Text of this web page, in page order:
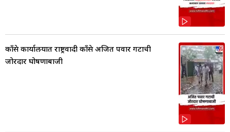
काँग्रेस कार्यालयात राष्ट्रवादी काँग्रेस अजित पवार गटाची
जोरदार घोषणाबाजी